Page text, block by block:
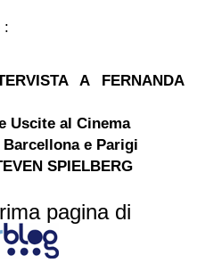
:
A FERNANDA
Uscite al Cinema
e Parigi
SPIELBERG
pagina di